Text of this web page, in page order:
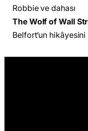
Robbie ve dahası
The Wolf of Wall
Belfort’un hikâyesini